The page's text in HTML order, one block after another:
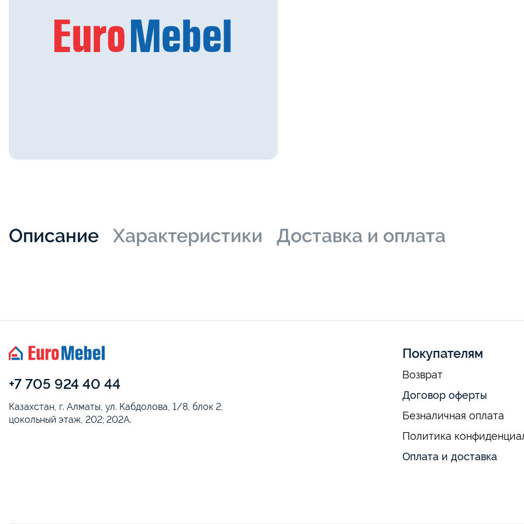
Описание Характеристики Доставка и оплата
+7 705 924 40 44
Казахстан, г. Алматы, ул. Кабдолова, 1/8, блок 2,
цокольный этаж, 202; 202А.
Покупателям
Возврат
Договор оферты
Безналичная оплата
Политика
Оплата и доставка